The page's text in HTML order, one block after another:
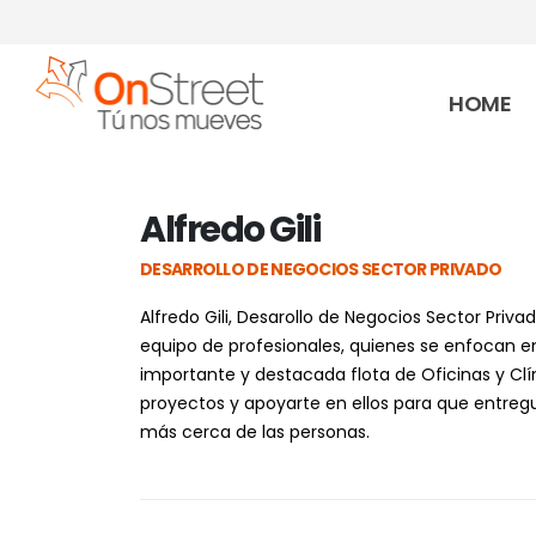
HOME
Alfredo Gili
DESARROLLO DE NEGOCIOS SECTOR PRIVADO
Alfredo Gili, Desarollo de Negocios Sector
equipo de profesionales, quienes se enfocan
importante y destacada flota de Oficinas y
proyectos y apoyarte en ellos para que
más cerca de las personas.